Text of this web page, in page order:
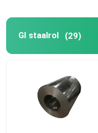
GI staalrol (29)